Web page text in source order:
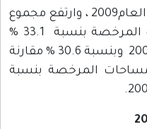
33.0 % مقارنة بالربع الثاني من العام2009 ، وارتفع مجموع
عدد الوحدات السكنية الجديدة المرخصة بنسبة 33.1 %
مقارنة بالربع الثاني من العام 2009 وبنسبة 30.6 % مقارنة
وارتفعت المساحات المرخصة بنسبة